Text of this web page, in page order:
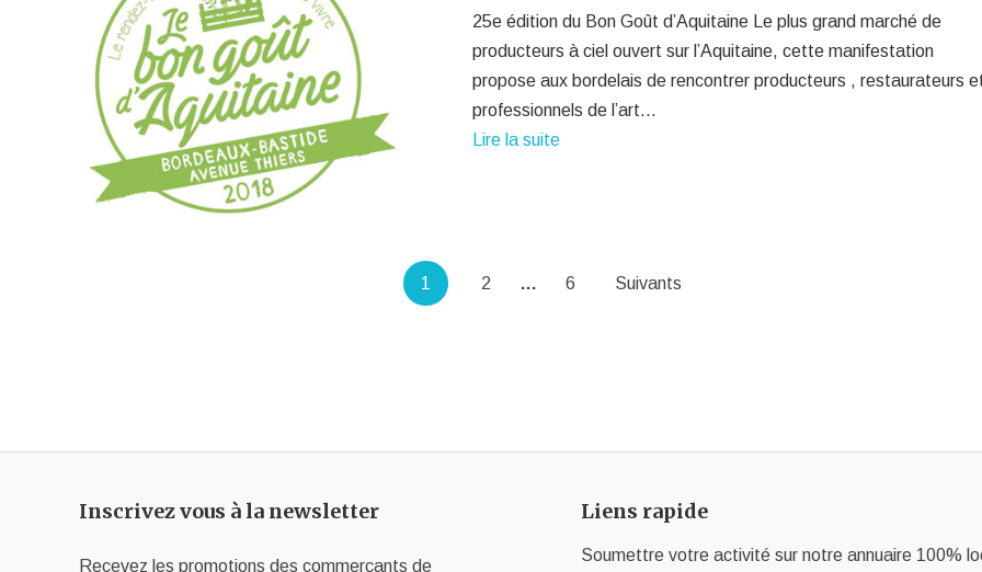
25e édition du Bon Goût d’Aquitaine Le plus grand marché de
producteurs à ciel ouvert sur l’Aquitaine, cette manifestation
propose aux bordelais de rencontrer producteurs , restaurateurs
professionnels de l’art…
Lire la suite
1 2 … 6 Suivants
Inscrivez vous à la newsletter
Recevez les promotions des commerçants de
Liens rapide
Soumettre votre activité sur notre annuaire 100%